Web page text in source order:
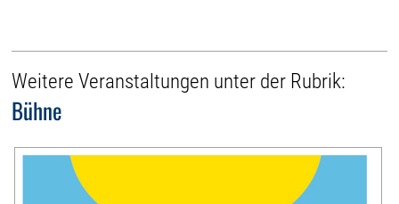
Weitere Veranstaltungen unter der Rubrik:
Bühne